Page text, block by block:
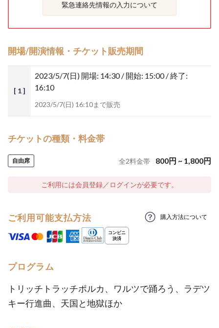
緊急連絡先情報の入力について
開場/開演情報・チケット販売期間
[ 1 ]
2023/5/7(日) 開場: 14:30 / 開始: 15:00 / 終了:
16:10
2023/5/7(日) 16:10まで販売
チケットの種類・料金帯
自由席 全2料金帯 800円 ~ 1,800円
ご利用には会員登録／ログインが必要です。
ご利用可能支払方法 購入方法について
プログラム
トリッチトラッチポルカ、ワルツで踊ろう、ラデツ
キー行進曲、天国と地獄ほか